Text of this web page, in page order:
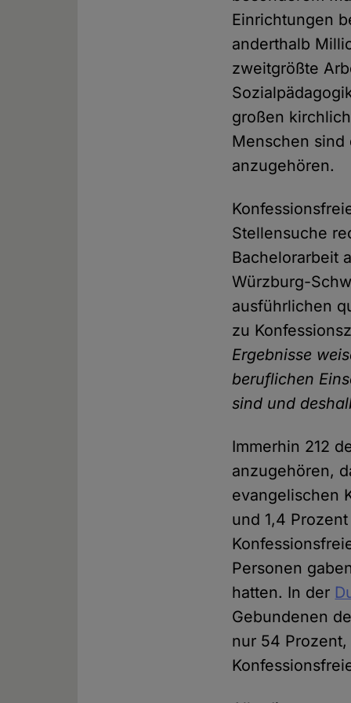
Einrichtungen
anderthalb
zweitgrößte
großen
Menschen
anzugehören.
Stellensuche
Bachelorarbeit
Würzburg-
ausführlichen
zu
Ergebnisse
beruflichen
sind und
Immerhin 212
anzugehören,
evangelischen
und 1,4
Personen
hatten. In der
Gebundenen
nur 54